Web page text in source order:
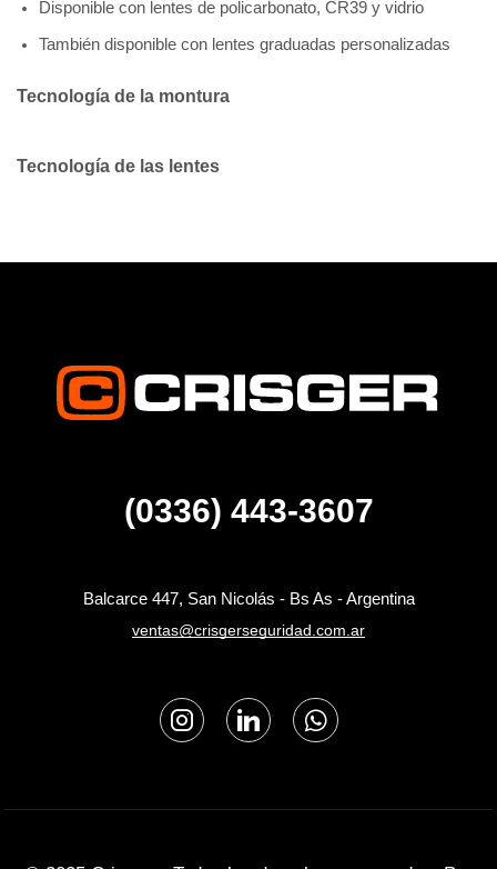
Disponible con lentes de policarbonato, CR39 y vidrio
También disponible con lentes graduadas personalizadas
Tecnología de la montura
Tecnología de las lentes
(0336) 443-3607
Balcarce 447, San Nicolás - Bs As - Argentina
ventas@crisgerseguridad.com.ar